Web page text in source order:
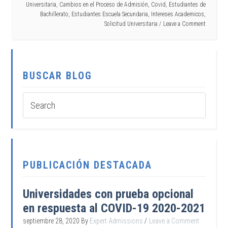
Universitaria Cambios en el Proceso de Admisión Covid Estudiantes de
Bachillerato Estudiantes Escuela Secundaria Intereses Academicos
Solicitud Universitaria
Leave a Comment
BUSCAR BLOG
PUBLICACIÓN DESTACADA
Universidades con prueba opcional
en respuesta al COVID-19 2020-2021
septiembre 28, 2020 By Expert Admissions Leave a Comment